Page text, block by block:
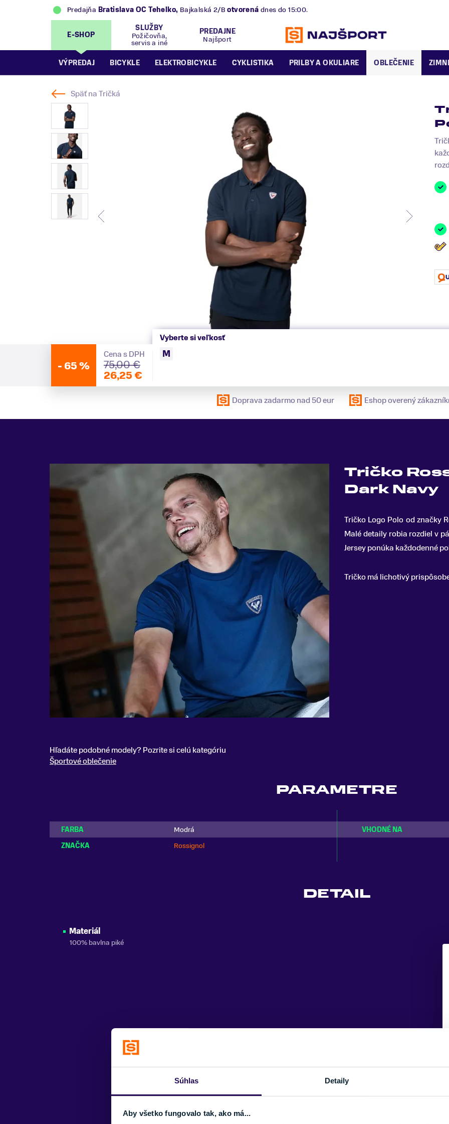
Súhlas Detaily
Aby všetko fungovalo tak, ako má...
Predajňa Bratislava OC Tehelko, Bajkalská 2/B otvorená dnes do 15:00.
E-SHOP
SLUŽBY
Požičovňa,
servis a iné
PREDAJNE
Najšport
VÝPREDAJ BICYKLE ELEKTROBICYKLE CYKLISTIKA PRILBY A OKULIARE OBLEČENIE
Späť naTričká
- 65 %
Cena s DPH
75,00 €
26,25 €
Vyberte si veľkosť
M
Doprava zadarmo nad 50 eur Eshop overený
Tričko
Dark Navy
Tričko Logo Polo od značky
Malé detaily robia rozdiel v
Jersey ponúka každodenné
Tričko má lichotivý
Hľadáte podobné modely? Pozrite si celú kategóriu
Športové oblečenie
PARAMETRE
FARBA Modrá VHODNÉ NA
ZNAČKA
Rossignol
DETAIL
Materiál
100% bavlna piké